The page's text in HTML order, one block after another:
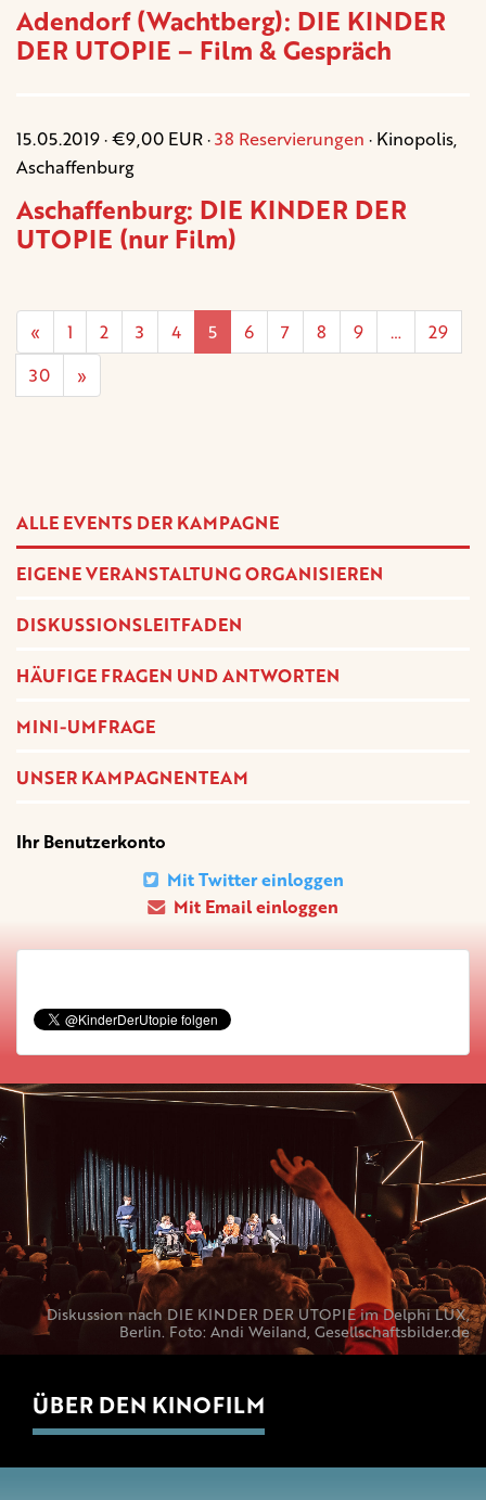
Adendorf (Wachtberg): DIE KINDER
DER UTOPIE – Film & Gespräch
15.05.2019 · €9,00 EUR ·38 Reservierungen · Kinopolis,
Aschaffenburg
Aschaffenburg: DIE KINDER DER
UTOPIE (nur Film)
« 1 2 3 4 5 6 7 8 9 …
29
30
»
ALLE EVENTS DER KAMPAGNE
EIGENE VERANSTALTUNG ORGANISIEREN
DISKUSSIONSLEITFADEN
HÄUFIGE FRAGEN UND ANTWORTEN
MINI-UMFRAGE
UNSER KAMPAGNENTEAM
Ihr Benutzerkonto
Mit Twitter einloggen
Mit Email einloggen
Diskussion nach DIE KINDER DER UTOPIE im Delphi LUX,
Berlin. Foto: Andi Weiland, Gesellschaftsbilder.de
ÜBER DEN KINOFILM